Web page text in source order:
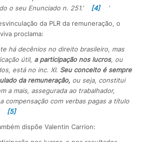
o seu Enunciado n. 251.’
[4]
da PLR da remuneração, o
proclama:
há decênios no direito brasileiro, mas
útil, a participação nos lucros, ou
está no inc. XI. Seu conceito é sempre
da remuneração, ou seja, constitui
a mais, assegurada ao trabalhador,
compensação com verbas pagas a título
[5]
dispõe Valentin Carrion: